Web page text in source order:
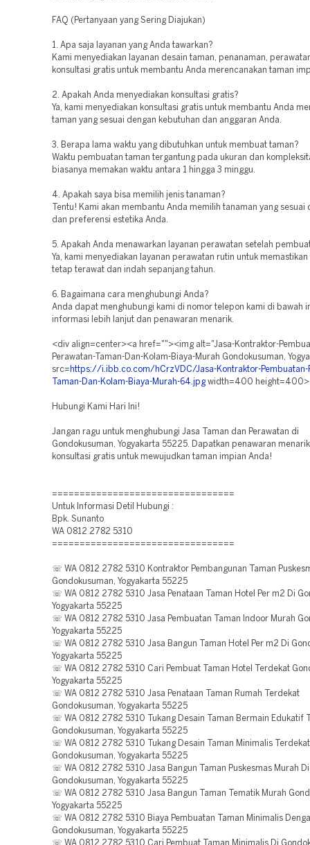
FAQ (Pertanyaan yang Sering Diajukan)
1. Apa saja layanan yang Anda tawarkan?
Kami menyediakan layanan desain taman, penanaman,
konsultasi gratis untuk membantu Anda merencanakan taman
2. Apakah Anda menyediakan konsultasi gratis?
Ya, kami menyediakan konsultasi gratis untuk membantu Anda
taman yang sesuai dengan kebutuhan dan anggaran Anda.
3. Berapa lama waktu yang dibutuhkan untuk membuat taman?
Waktu pembuatan taman tergantung pada ukuran dan
biasanya memakan waktu antara 1 hingga 3 minggu.
4. Apakah saya bisa memilih jenis tanaman?
Tentu! Kami akan membantu Anda memilih tanaman yang sesuai
dan preferensi estetika Anda.
5. Apakah Anda menawarkan layanan perawatan setelah
Ya, kami menyediakan layanan perawatan rutin untuk
tetap terawat dan indah sepanjang tahun.
6. Bagaimana cara menghubungi Anda?
Anda dapat menghubungi kami di nomor telepon kami di bawah
informasi lebih lanjut dan penawaran menarik.
<div align=center><a href=""><img alt="Jasa-Kontraktor-
Perawatan-Taman-Dan-Kolam-Biaya-Murah Gondokusuman,
src= https://i.ibb.co.com/hCrzVDC/Jasa-Kontraktor-Pembuatan-
Taman-Dan-Kolam-Biaya-Murah-64.jpgwidth=400
Hubungi Kami Hari Ini!
Jangan ragu untuk menghubungi Jasa Taman dan Perawatan di
Gondokusuman, Yogyakarta 55225. Dapatkan penawaran
konsultasi gratis untuk mewujudkan taman impian Anda!
=================================
Untuk Informasi Detil Hubungi :
Bpk. Sunanto
WA 0812 2782 5310
=================================
☏ WA 0812 2782 5310 Kontraktor Pembangunan Taman
Gondokusuman, Yogyakarta 55225
☏ WA 0812 2782 5310 Jasa Penataan Taman Hotel Per m2 Di
Yogyakarta 55225
☏ WA 0812 2782 5310 Jasa Pembuatan Taman Indoor Murah
Yogyakarta 55225
☏ WA 0812 2782 5310 Jasa Bangun Taman Hotel Per m2 Di
Yogyakarta 55225
☏ WA 0812 2782 5310 Cari Pembuat Taman Hotel Terdekat
Yogyakarta 55225
☏ WA 0812 2782 5310 Jasa Penataan Taman Rumah Terdekat
Gondokusuman, Yogyakarta 55225
☏ WA 0812 2782 5310 Tukang Desain Taman Bermain Edukatif
Gondokusuman, Yogyakarta 55225
☏ WA 0812 2782 5310 Tukang Desain Taman Minimalis Terdekat
Gondokusuman, Yogyakarta 55225
☏ WA 0812 2782 5310 Jasa Bangun Taman Puskesmas Murah Di
Gondokusuman, Yogyakarta 55225
☏ WA 0812 2782 5310 Jasa Bangun Taman Tematik Murah
Yogyakarta 55225
☏ WA 0812 2782 5310 Biaya Pembuatan Taman Minimalis
Gondokusuman, Yogyakarta 55225
☏ WA 0812 2782 5310 Cari Pembuat Taman Minimalis Di